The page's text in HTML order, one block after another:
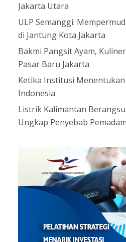
Jakarta Utara
ULP Semanggi:
di Jantung Kota Jakarta
Bakmi Pangsit Ayam,
Pasar Baru Jakarta
Ketika Institusi
Indonesia
Listrik Kalimantan
Ungkap Penyebab